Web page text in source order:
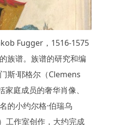
Fugger，1516-1575
族谱。族谱的研究和编
斯·耶格尔（Clemens
庭成员的奢华肖像、
的小约尔格·伯瑞乌
工作室创作，大约完成